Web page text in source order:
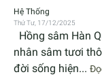
Hệ Thống
Thứ Tư, 17/12/2025
Hồng sâm Hàn
nhân sâm tươi
đời sống hiện...